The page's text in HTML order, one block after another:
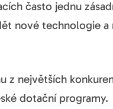
často jednu
nové technologie
z největších
dotační programy.